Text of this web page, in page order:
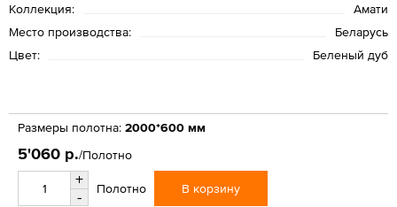
Коллекция:
Амати
Место производства:
Беларусь
Цвет:
Беленый дуб
Размеры полотна: 2000*600 мм
5'060 р./Полотно
+
-
Полотно В корзину